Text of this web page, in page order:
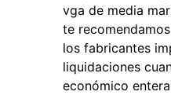
vga de media
te
los fabricantes
liquidaciones
económico